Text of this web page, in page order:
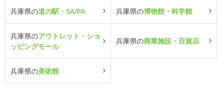
兵庫県の道の駅・SA/PA 兵庫県の博物館・科学館
兵庫県のアウトレット・ショ
ッピングモール
兵庫県の商業施設・百貨店
兵庫県の美術館